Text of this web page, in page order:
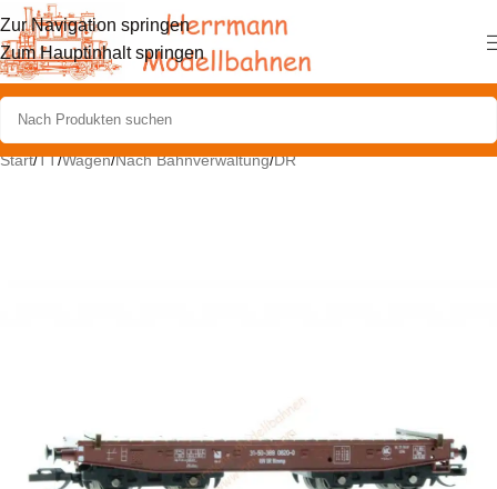
Zur Navigation springen
Zum Hauptinhalt springen
Start/TT/Wagen/Nach Bahnverwaltung/DR